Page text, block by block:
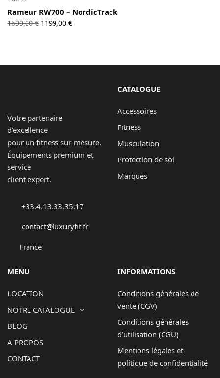
Rameur RW700 – NordicTrack
1699,00€ Le prix
1199,00 €Le prix
Votre partenaire
d’excellence
pour un fitness sur-mesure.
Équipements premium et
service
client expert.
+33.4.13.33.35.17
contact@luxuryfit.fr
France
CATALOGUE
Accessoires
Fitness
Musculation
Protection de sol
Marques
MENU
LOCATION
NOTRE CATALOGUE
BLOG
A PROPOS
CONTACT
INFORMATIONS
Conditions générales de
vente (CGV)
Conditions générales
d’utilisation (CGU)
Mentions légales et
politique de confidentialité